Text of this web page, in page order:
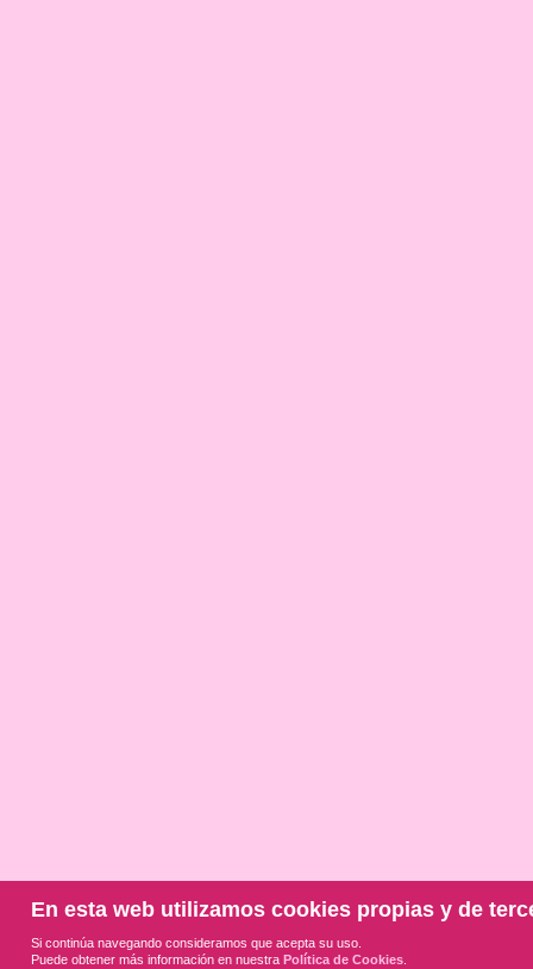
En esta web utilizamos cookies propias y de
Si continúa navegando consideramos que acepta su uso.
Puede obtener más información en nuestraPolítica de Cookies